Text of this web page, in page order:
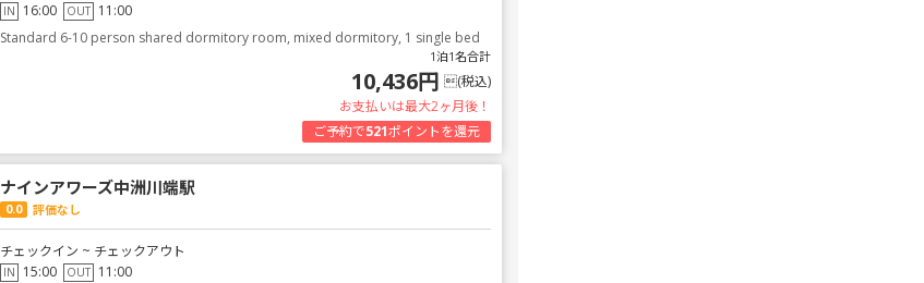
IN 16:00 OUT 11:00
Standard 6-10 person shared dormitory room, mixed dormitory, 1 single bed
1泊1名合計
10,436円 (税込)
お支払いは最大2ヶ月後！
ご予約で521ポイントを還元
ナインアワーズ中洲川端駅
0.0 評価なし
チェックイン ~ チェックアウト
IN 15:00 OUT 11:00